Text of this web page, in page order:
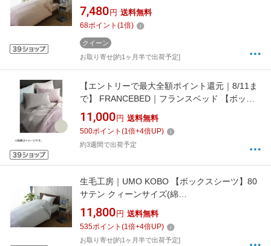
100%/160×200×28cm/ピンク)[M541628BQPI]
7,480 円 送料無料
68ポイント (1倍)
クイーン
お取り寄せ[約1ヶ月半で出荷予定]
【エントリーで最大全額ポイント還元｜8/11ま
で】 FRANCEBED｜フランスベッド 【ボック
スシーツ】エッフェ スタンダード クィーンサ
イズ(綿100%/170×195×35cm/ベージュ) フラン
スベッド
11,000 円 送料無料
500ポイント (1倍+4倍UP)
約3週間で出荷予定
生毛工房｜UMO KOBO 【ボックスシーツ】80
サテン クィーンサイズ(綿
100%/170×200×30cm/ブルー)[UMK13BQBL]
11,800 円 送料無料
535ポイント (1倍+4倍UP)
お取り寄せ[約1ヶ月半で出荷予定]